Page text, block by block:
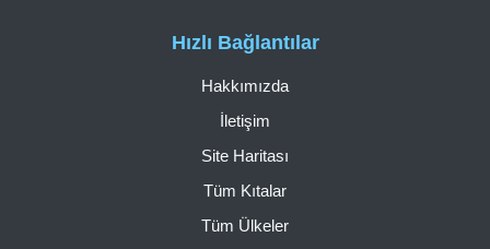
Hızlı Bağlantılar
Hakkımızda
İletişim
Site Haritası
Tüm Kıtalar
Tüm Ülkeler